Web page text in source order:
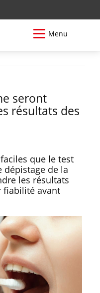
Menu
seront
résultats des
que le test
dépistage de la
les résultats
fiabilité avant